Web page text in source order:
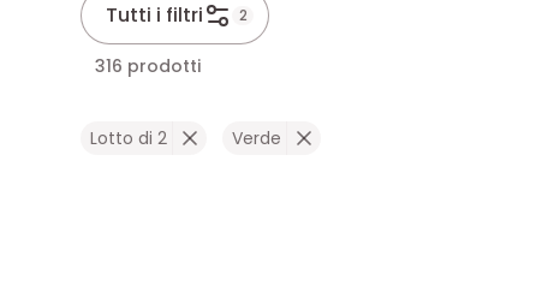
Tutti i filtri 2
316 prodotti
Lotto di 2 Verde